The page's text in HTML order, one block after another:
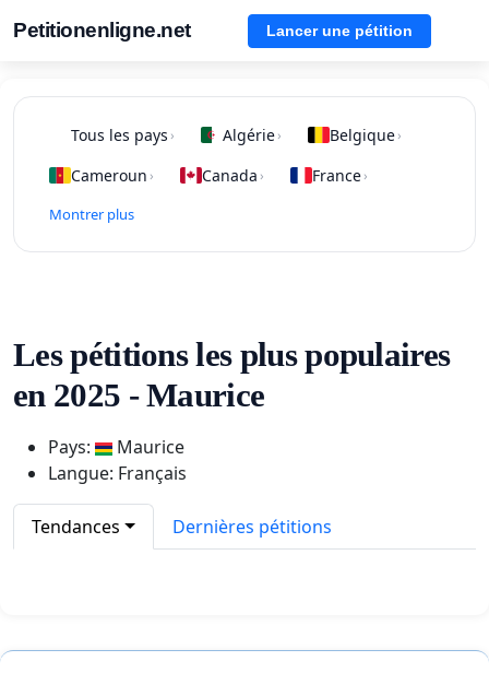
Petitionenligne.net Lancer une pétition
Tous les pays › Algérie› Belgique›
Cameroun › Canada › France›
Montrer plus
Les pétitions les plus populaires
en 2025 - Maurice
Pays:
Maurice
Langue: Français
Tendances Dernières pétitions